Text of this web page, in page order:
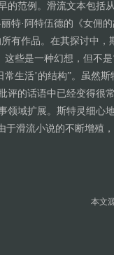
范例。滑流文本包括
特·阿特伍德的《女佣
有作品。在其探讨中，
些是一种幻想，但不是
生活’的结构”。虽然
评的话语中已经变得
域扩展。斯特灵细心
于滑流小说的不断增殖
本文